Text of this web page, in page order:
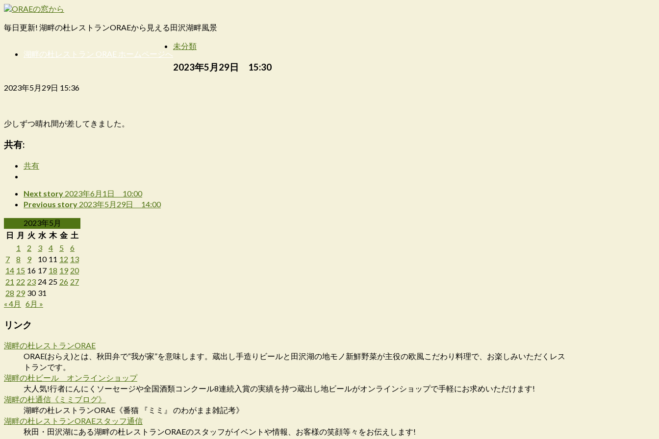
毎日更新! 湖畔の杜レストランORAEから見える田沢湖畔風景
湖畔の杜レストラン ORAE ホームページへ
未分類
2023年5月29日 15:30
2023年5月29日 15:36
少しずつ晴れ間が差してきました。
共有:
共有
Next story 2023年6月1日 10:00
Previous story 2023年5月29日 14:00
2023年5月
日 月 火 水 木 金 土
1
2 3 4 5
6
7
8 9 10 11 12 13
14 15 16 17 18 19 20
21 22 23 24 25 26 27
28 29 30 31
« 4月
6月 »
リンク
湖畔の杜レストランORAE
ORAE(おらえ)とは、秋田弁で“我が家”を意味します。蔵出し手造りビールと田沢湖の地モノ新鮮野菜が主役の欧風こだわり料理で、お楽しみいただくレス
トランです。
湖畔の杜ビール オンラインショップ
大人気!行者にんにくソーセージや全国酒類コンクール8連続入賞の実績を持つ蔵出し地ビールがオンラインショップで手軽にお求めいただけます!
湖畔の杜通信《ミミブログ》
湖畔の杜レストランORAE《番猫 『ミミ』 のわがまま雑記考》
湖畔の杜レストランORAEスタッフ通信
秋田・田沢湖にある湖畔の杜レストランORAEのスタッフがイベントや情報、お客様の笑顔等々をお伝えします!